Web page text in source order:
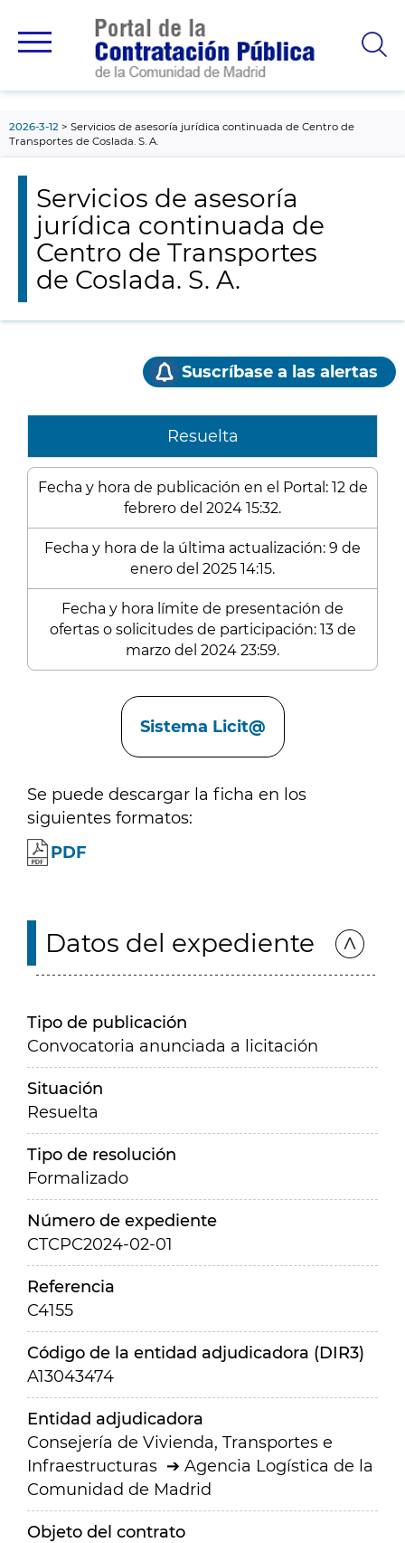
principal
2026-3-12
Servicios de asesoría jurídica continuada de Centro de
Transportes de Coslada. S. A.
Servicios de asesoría
jurídica continuada de
Centro de Transportes
de Coslada. S. A.
Suscríbase a las alertas
Resuelta
Fecha y hora de publicación en el Portal: 12 de
febrero del 2024 15:32.
Fecha y hora de la última actualización: 9 de
enero del 2025 14:15.
Fecha y hora límite de presentación de
ofertas o solicitudes de participación: 13 de
marzo del 2024 23:59.
Sistema Licit@
Se puede descargar la ficha en los
siguientes formatos:
PDF
Datos del expediente
Tipo de publicación
Convocatoria anunciada a licitación
Situación
Resuelta
Tipo de resolución
Formalizado
Número de expediente
CTCPC2024-02-01
Referencia
C4155
Código de la entidad adjudicadora (DIR3)
A13043474
Entidad adjudicadora
Consejería de Vivienda, Transportes e
Infraestructuras
Agencia Logística de la
Comunidad de Madrid
Objeto del contrato